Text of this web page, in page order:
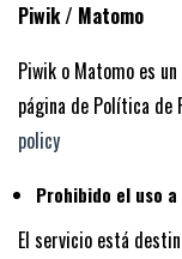
Piwik / Matomo
Piwik o Matomo es
página de Política de
policy
Prohibido el uso
El servicio está